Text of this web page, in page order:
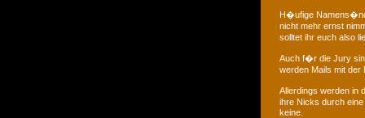
H�ufige
nicht mehr ernst
solltet ihr euch also
Auch f�r die Jury
werden Mails mit
Allerdings werden in
ihre Nicks durch
keine.